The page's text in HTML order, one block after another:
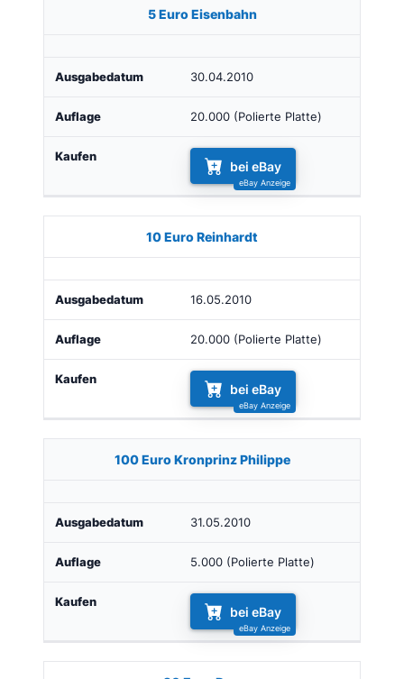
5 Euro Eisenbahn
30.04.2010
20.000 (Polierte Platte)
bei eBay
10 Euro Reinhardt
16.05.2010
20.000 (Polierte Platte)
bei eBay
100 Euro Kronprinz Philippe
31.05.2010
5.000 (Polierte Platte)
bei eBay